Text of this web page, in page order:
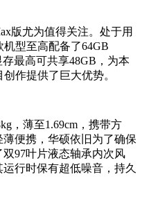
版尤为值得关注。处于用
型至高配备了64GB
最高可共享48GB，为本
作提供了巨大优势。
，薄至1.69cm，携带方
便携，华硕依旧为了确保
97叶片液态轴承内次风
行时保有超低噪音，持久